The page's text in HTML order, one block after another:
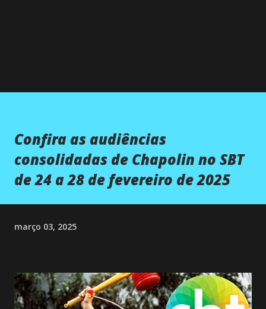
Confira as audiências
consolidadas de Chapolin no SBT
de 24 a 28 de fevereiro de 2025
março 03, 2025